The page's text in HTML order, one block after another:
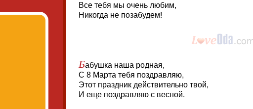
Все тебя мы очень любим,
Никогда не позабудем!
Бабушка наша родная,
С 8 Марта тебя поздравляю,
Этот праздник действительно твой,
И еще поздравляю с весной.